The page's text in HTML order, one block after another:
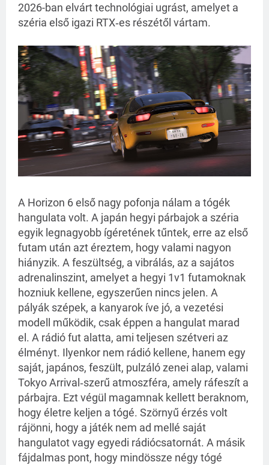
2026-ban elvárt technológiai ugrást, amelyet a
széria első igazi RTX‑es részétől vártam.
A Horizon 6 első nagy pofonja nálam a tógék
hangulata volt. A japán hegyi párbajok a széria
egyik legnagyobb ígéretének tűntek, erre az első
futam után azt éreztem, hogy valami nagyon
hiányzik. A feszültség, a vibrálás, az a sajátos
adrenalinszint, amelyet a hegyi 1v1 futamoknak
hozniuk kellene, egyszerűen nincs jelen. A
pályák szépek, a kanyarok íve jó, a vezetési
modell működik, csak éppen a hangulat marad
el. A rádió fut alatta, ami teljesen szétveri az
élményt. Ilyenkor nem rádió kellene, hanem egy
saját, japános, feszült, pulzáló zenei alap, valami
Tokyo Arrival‑szerű atmoszféra, amely ráfeszít a
párbajra. Ezt végül magamnak kellett beraknom,
hogy életre keljen a tógé. Szörnyű érzés volt
rájönni, hogy a játék nem ad mellé saját
hangulatot vagy egyedi rádiócsatornát. A másik
fájdalmas pont, hogy mindössze négy tógé